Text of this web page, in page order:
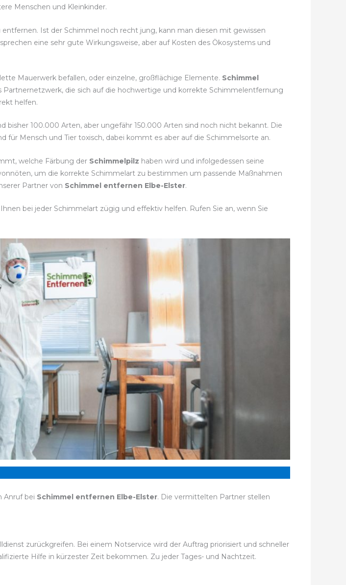
Menschen und Kleinkinder.
Ist der Schimmel noch recht jung, kann man diesen mit gewissen
eine sehr gute Wirkungsweise, aber auf Kosten des Ökosystems und
Mauerwerk befallen, oder einzelne, großflächige Elemente. Schimmel
die sich auf die hochwertige und korrekte Schimmelentfernung
helfen.
bisher 100.000 Arten, aber ungefähr 150.000 Arten sind noch nicht bekannt. Die
Mensch und Tier toxisch, dabei kommt es aber auf die Schimmelsorte an.
welche Färbung der Schimmelpilz haben wird und infolgedessen seine
um die korrekte Schimmelart zu bestimmen um passende Maßnahmen
Partner von Schimmel entfernen Elbe-Elster.
bei jeder Schimmelart zügig und effektiv helfen. Rufen Sie an, wenn Sie
Anruf bei Schimmel entfernen Elbe-Elster. Die vermittelten Partner stellen
zurückgreifen. Bei einem Notservice wird der Auftrag priorisiert und schneller
Hilfe in kürzester Zeit bekommen. Zu jeder Tages- und Nachtzeit.